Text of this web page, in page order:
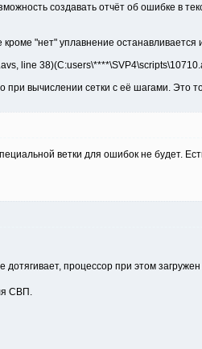
создавать отчёт об ошибке в
"нет" уплавнение
line
вычислении сетки с её шагами. Это
ветки для ошибок не будет.
процессор при этом загружен
СВП.